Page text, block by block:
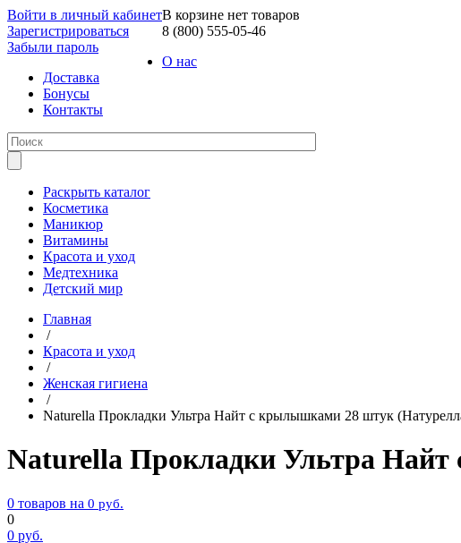
Войти в личный кабинет
Зарегистрироваться
Забыли пароль
В корзине нет товаров
8 (800) 555-05-46
О нас
Доставка
Бонусы
Контакты
Раскрыть каталог
Косметика
Маникюр
Витамины
Красота и уход
Медтехника
Детский мир
Главная
/
Красота и уход
/
Женская гигиена
/
Naturella Прокладки Ультра Найт с крылышками 28 штук
Naturella Прокладки Ультра
0 товаров на 0 руб.
0
0 руб.